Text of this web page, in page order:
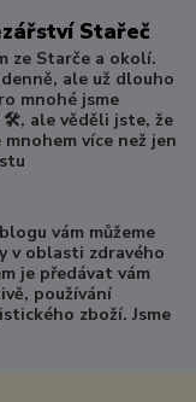
Stařeč
ze Starče a okolí.
ale už dlouho
mnohé jsme
ale věděli jste, že
více než jen
vám můžeme
v oblasti zdravého
je předávat vám
používání
zboží. Jsme